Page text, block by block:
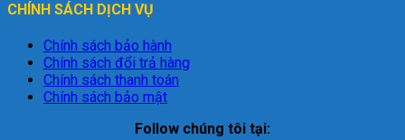
CHÍNH SÁCH DỊCH VỤ
Chính sách bảo hành
Chính sách đổi trả hàng
Chính sách thanh toán
Chính sách bảo mật
Follow chúng tôi tại: